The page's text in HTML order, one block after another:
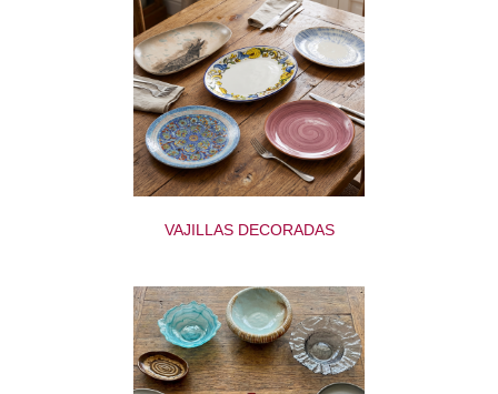
VAJILLAS DECORADAS